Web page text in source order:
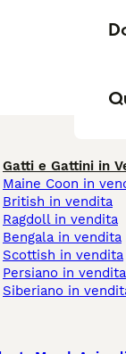
Gatti e Gattini in
Maine Coon in
British in vendita
Ragdoll in vendita
Bengala in vendita
Scottish in vendita
Persiano in vendita
Siberiano in